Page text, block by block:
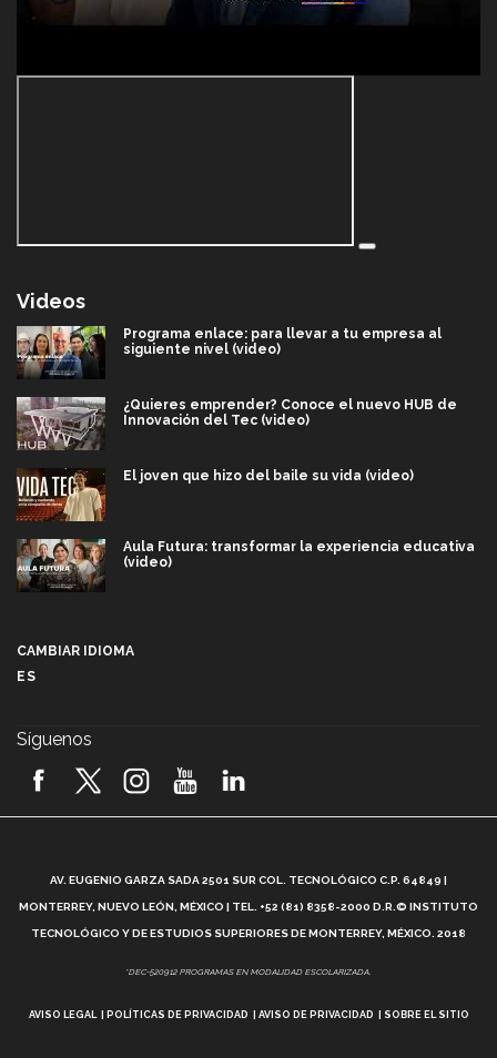
Videos
Programa enlace: para llevar a tu empresa al
siguiente nivel (video)
¿Quieres emprender? Conoce el nuevo HUB de
Innovación del Tec (video)
El joven que hizo del baile su vida (video)
Aula Futura: transformar la experiencia educativa
(video)
2026! (video)
¿Cómo es el Modelo Educativo Tec? (video)
Vida Tec: Feminismo e Inteligencia Artificial, Paola
CAMBIAR IDIOMA
ES
Síguenos
AV. EUGENIO GARZA SADA 2501 SUR COL. TECNOLÓGICO C.P. 64849 |
MONTERREY, NUEVO LEÓN, MÉXICO | TEL. +52 (81) 8358-2000 D.R.© INSTITUTO
TECNOLÓGICO Y DE ESTUDIOS SUPERIORES DE MONTERREY, MÉXICO. 2018
*DEC-520912 PROGRAMAS EN MODALIDAD ESCOLARIZADA.
AVISO LEGAL POLÍTICAS DE PRIVACIDAD AVISO DE PRIVACIDAD SOBRE EL SITIO